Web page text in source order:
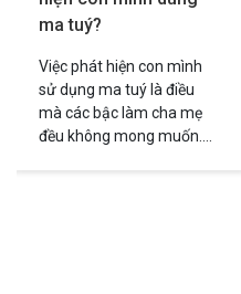
ma tuý?
Việc phát hiện con mình
sử dụng ma tuý là điều
mà các bậc làm cha mẹ
đều không mong muốn.